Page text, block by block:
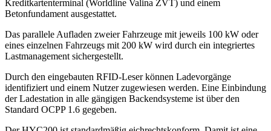
Kreditkartenterminal (Worldline Valina ZVT) und einem
Betonfundament ausgestattet.
Das parallele Aufladen zweier Fahrzeuge mit jeweils 100 kW oder
eines einzelnen Fahrzeugs mit 200 kW wird durch ein integriertes
Lastmanagement sichergestellt.
Durch den eingebauten RFID-Leser können Ladevorgänge
identifiziert und einem Nutzer zugewiesen werden. Eine Einbindung
der Ladestation in alle gängigen Backendsysteme ist über den
Standard OCPP 1.6 gegeben.